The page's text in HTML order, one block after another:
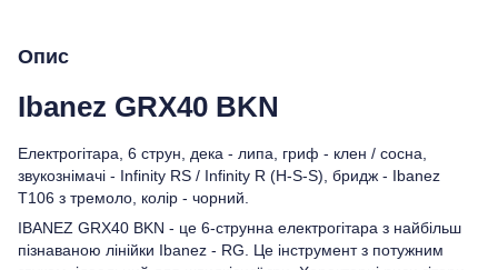
Опис
Ibanez GRX40 BKN
Електрогітара, 6 струн, дека - липа, гриф - клен / сосна,
звукознімачі - Infinity RS / Infinity R (H-S-S), бридж - Ibanez
T106 з тремоло, колір - чорний.
IBANEZ GRX40 BKN - це 6-струнна електрогітара з найбільш
пізнаваною лінійки Ibanez - RG. Це інструмент з потужним